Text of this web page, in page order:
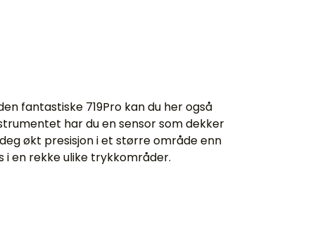
fantastiske 719Pro kan du her også
har du en sensor som dekker
økt presisjon i et større område enn
i en rekke ulike trykkområder.